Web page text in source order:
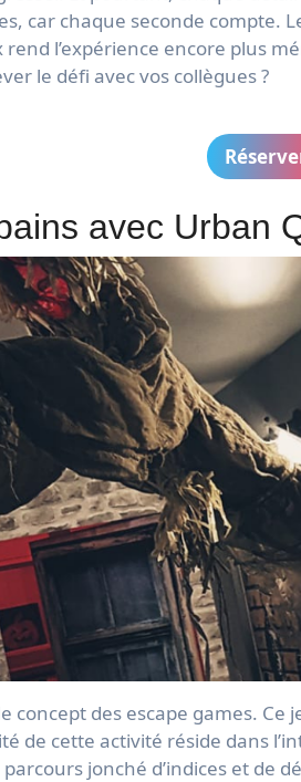
car chaque seconde compte.
l’expérience encore plus
le défi avec vos collègues ?
avec Urban
concept des escape games.
de cette activité réside dans
jonché d’indices et de